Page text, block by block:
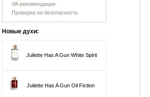
VA-рекомендации
Проверка на безопасность
Новые духи:
Juliette Has A Gun White Spirit
Juliette Has A Gun Oil Fiction